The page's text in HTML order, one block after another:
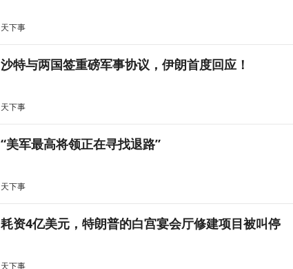
天下事
沙特与两国签重磅军事协议，伊朗首度回应！
天下事
“美军最高将领正在寻找退路”
天下事
耗资4亿美元，特朗普的白宫宴会厅修建项目被叫停
天下事